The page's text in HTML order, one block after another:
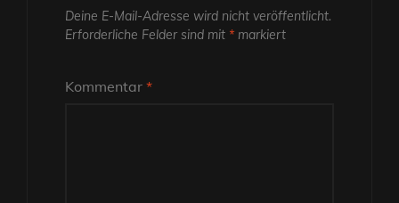
Deine E-Mail-Adresse wird nicht veröffentlicht.
Erforderliche Felder sind mit * markiert
Kommentar *